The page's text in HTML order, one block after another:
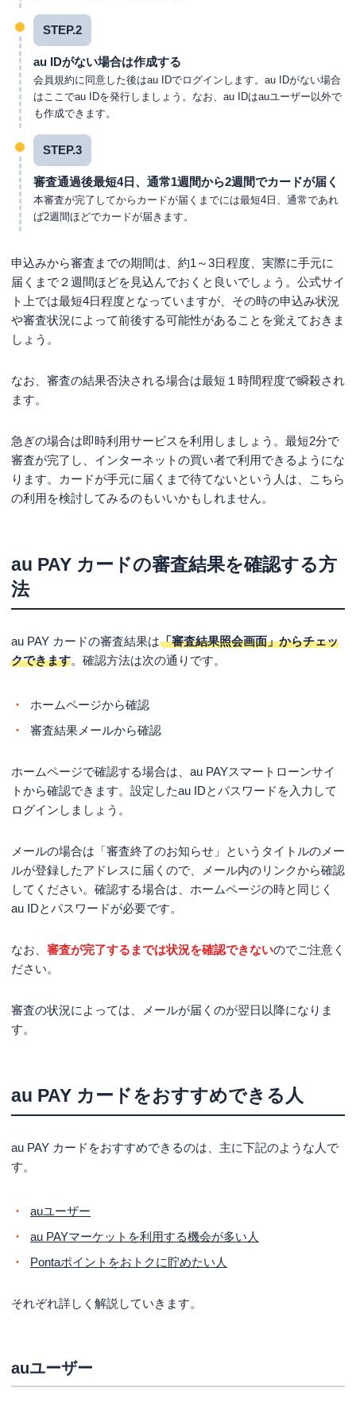
STEP.2
au IDがない場合は作成する
会員規約に同意した後はau IDでログインします。au IDがない場合
はここでau IDを発行しましょう。なお、au IDはauユーザー以外で
も作成できます。
STEP.3
審査通過後最短4日、通常1週間から2週間でカードが届く
本審査が完了してからカードが届くまでには最短4日、通常であれ
ば2週間ほどでカードが届きます。
申込みから審査までの期間は、約1～3日程度、実際に手元に
届くまで２週間ほどを見込んでおくと良いでしょう。公式サイ
ト上では最短4日程度となっていますが、その時の申込み状況
や審査状況によって前後する可能性があることを覚えておきま
しょう。
なお、審査の結果否決される場合は最短１時間程度で瞬殺され
ます。
急ぎの場合は即時利用サービスを利用しましょう。最短2分で
審査が完了し、インターネットの買い者で利用できるようにな
ります。カードが手元に届くまで待てないという人は、こちら
の利用を検討してみるのもいいかもしれません。
au PAY カードの審査結果を確認する方
法
au PAY カードの審査結果は「審査結果照会画面」からチェッ
クできます。確認方法は次の通りです。
ホームページから確認
審査結果メールから確認
ホームページで確認する場合は、au PAYスマートローンサイ
トから確認できます。設定したau IDとパスワードを入力して
ログインしましょう。
メールの場合は「審査終了のお知らせ」というタイトルのメー
ルが登録したアドレスに届くので、メール内のリンクから確認
してください。確認する場合は、ホームページの時と同じく
au IDとパスワードが必要です。
なお、 審査が完了するまでは状況を確認できないのでご注意く
ださい。
審査の状況によっては、メールが届くのが翌日以降になりま
す。
au PAY カードをおすすめできる人
au PAY カードをおすすめできるのは、主に下記のような人で
す。
auユーザー
au PAYマーケットを利用する機会が多い人
Pontaポイントをおトクに貯めたい人
それぞれ詳しく解説していきます。
auユーザー